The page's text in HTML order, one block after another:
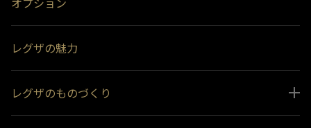
レグザの魅力
レグザのものづくり
スペシャルコンテンツ